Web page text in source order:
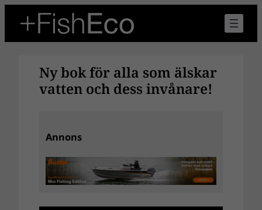
innehåll
Ny bok för alla som älskar
vatten och dess invånare!
Annons